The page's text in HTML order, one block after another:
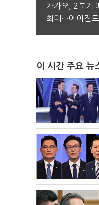
카카오, 2분기
최대…에이전
이 시간 주요 뉴